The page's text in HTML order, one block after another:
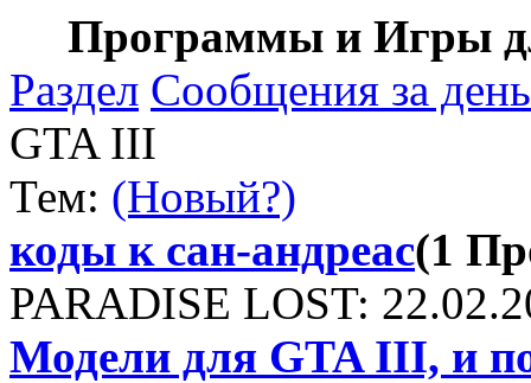
Программы и Игры
Раздел Сообщения за день
GTA III
Тем: (Новый?)
коды к сан-андреас(1
PARADISE LOST:
Модели для GTA III, и